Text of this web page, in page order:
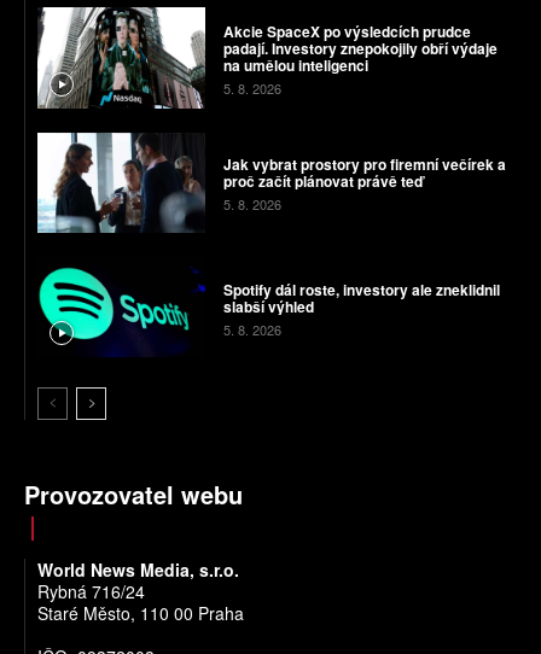
Akcie SpaceX po výsledcích prudce
padají. Investory znepokojily obří výdaje
na umělou inteligenci
5. 8. 2026
Jak vybrat prostory pro firemní večírek a
proč začít plánovat právě teď
5. 8. 2026
Spotify dál roste, investory ale zneklidnil
slabší výhled
5. 8. 2026
Provozovatel webu
World News Media, s.r.o.
Rybná 716/24
Staré Město, 110 00 Praha